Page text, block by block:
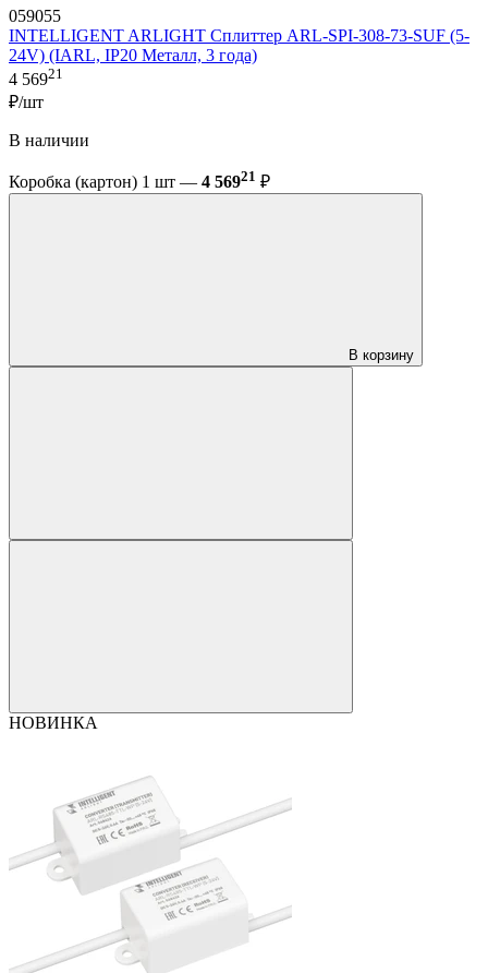
059055
INTELLIGENT ARLIGHT Сплиттер ARL-SPI-308-73-SUF (5-
24V) (IARL, IP20 Металл, 3 года)
4 56921
₽/шт
В наличии
Коробка (картон) 1 шт — 4 56921 ₽
В корзину
НОВИНКА